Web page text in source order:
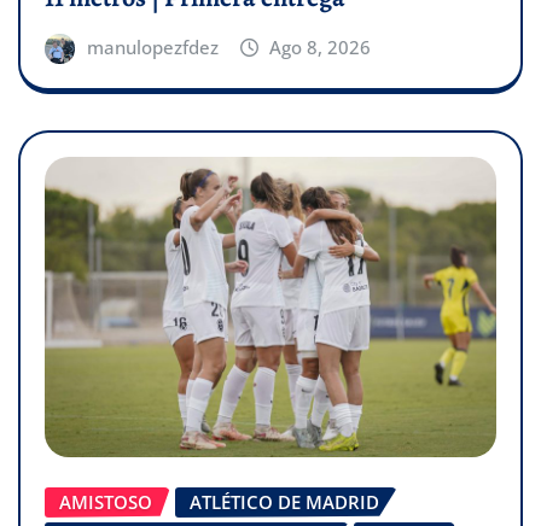
manulopezfdez Ago 8, 2026
AMISTOSO
ATLÉTICO DE MADRID